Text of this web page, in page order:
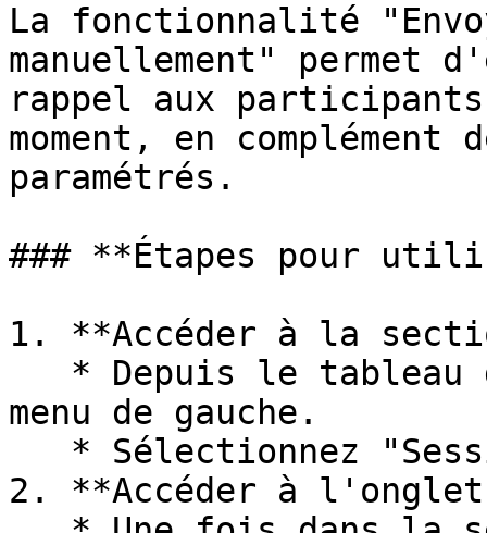
La fonctionnalité
manuellement" permet
rappel aux
moment, en
paramétrés.
### **Étapes pour
1. **Accéder à la
menu de gauche.
2. **Accéder à